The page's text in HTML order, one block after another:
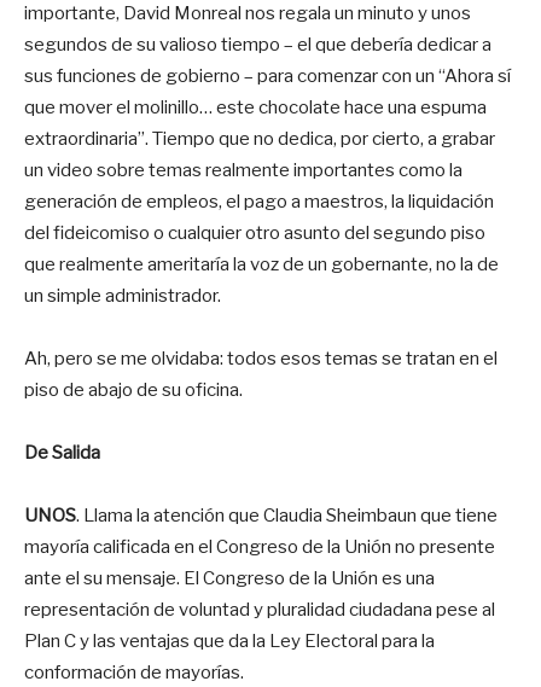
importante, David Monreal nos regala un minuto y unos
segundos de su valioso tiempo – el que debería dedicar a
sus funciones de gobierno – para comenzar con un “Ahora sí
que mover el molinillo… este chocolate hace una espuma
extraordinaria”. Tiempo que no dedica, por cierto, a grabar
un video sobre temas realmente importantes como la
generación de empleos, el pago a maestros, la liquidación
del fideicomiso o cualquier otro asunto del segundo piso
que realmente ameritaría la voz de un gobernante, no la de
un simple administrador.
Ah, pero se me olvidaba: todos esos temas se tratan en el
piso de abajo de su oficina.
De Salida
UNOS. Llama la atención que Claudia Sheimbaun que tiene
mayoría calificada en el Congreso de la Unión no presente
ante el su mensaje. El Congreso de la Unión es una
representación de voluntad y pluralidad ciudadana pese al
Plan C y las ventajas que da la Ley Electoral para la
conformación de mayorías.